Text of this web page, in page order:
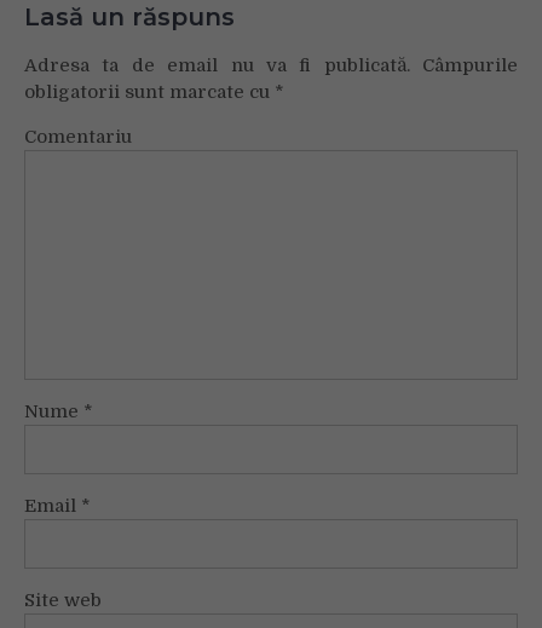
Lasă un răspuns
Adresa ta de email nu va fi publicată. Câmpurile
obligatorii sunt marcate cu *
Comentariu
Nume *
Email *
Site web